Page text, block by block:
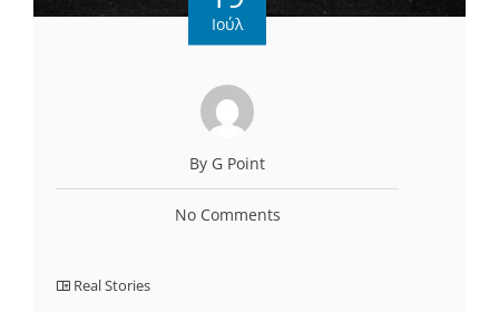
Ιούλ
By G Point
No Comments
Real Stories